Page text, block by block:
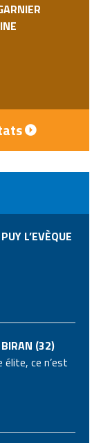
L’EVÈQUE
BIRAN (32)
élite, ce n’est